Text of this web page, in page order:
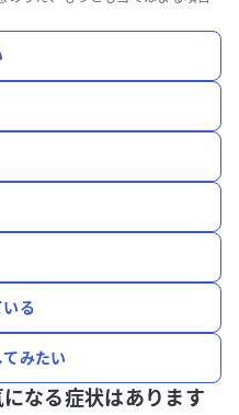
る
みたい
になる症状はあります